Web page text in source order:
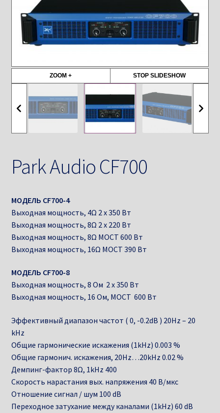
ZOOM + STOP SLIDESHOW
Park Audio CF700
МОДЕЛЬ CF700-4
Выходная мощность, 4Ω 2 х 350 Вт
Выходная мощность, 8Ω 2 х 220 Вт
Выходная мощность, 8Ω МОСТ 600 Вт
Выходная мощность, 16Ω МОСТ 390 Вт
МОДЕЛЬ CF700-8
Выходная мощность, 8 Ом 2 х 350 Вт
Выходная мощность, 16 Ом, МОСТ 600 Вт
Эффективный диапазон частот ( 0, -0.2dB ) 20Hz – 20
kHz
Общие гармонические искажения (1kHz) 0.003 %
Общие гармонич. искажения, 20Hz…20kHz 0.02 %
Демпинг-фактор 8Ω, 1kHz 400
Скорость нарастания вых. напряжения 40 В/мкс
Отношение сигнал / шум 100 dB
Переходное затухание между каналами (1kHz) 60 dB